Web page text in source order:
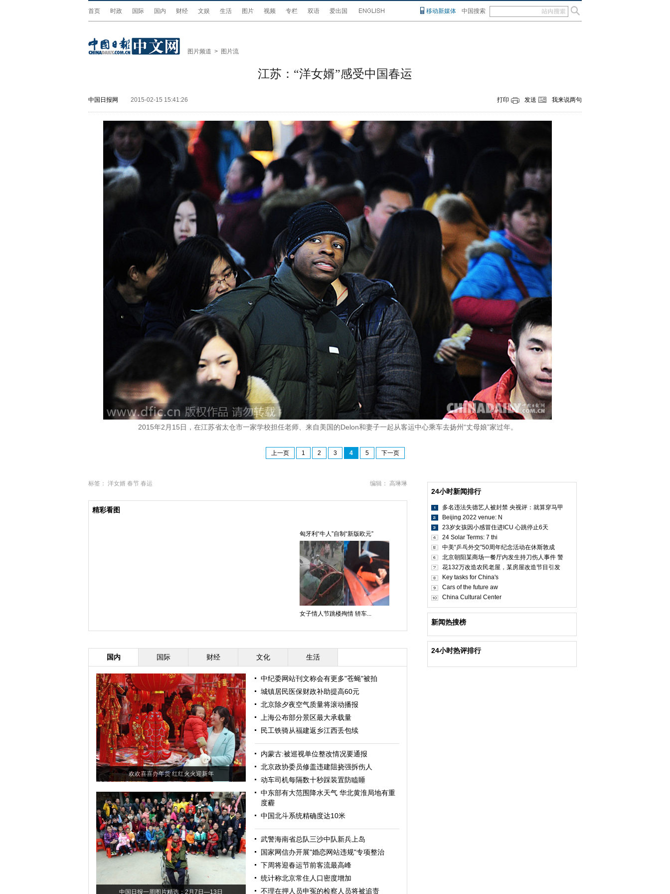
首页 时政 国际 国内 财经 文娱 生活 图片 视频 专栏 双语 爱出国 移动新媒体 中国搜索
图片频道 > 图片流
江苏：“洋女婿”感受中国春运
中国日报网 2015-02-15 15:41:26 打印 发送 我来说两句
2015年2月15日，在江苏省太仓市一家学校担任老师、来自美国的Delon和妻子一起从客运中心乘车去扬州“丈母娘”家过年。
上一页 1 2 3 4 5 下一页
编辑： 高琳琳
标签： 洋女婿 春节 春运
精彩看图
匈牙利“牛人”自制“新版欧元”
女子情人节跳楼殉情 轿车...
国内 国际 财经 文化 生活
欢欢喜喜办年货 红红火火迎新年
中国日报一周图片精选：2月7日—13日
中纪委网站刊文称会有更多"苍蝇"被拍
城镇居民医保财政补助提高60元
北京除夕夜空气质量将滚动播报
上海公布部分景区最大承载量
民工铁骑从福建返乡江西丢包续
内蒙古:被巡视单位整改情况要通报
北京政协委员修盖违建阻挠强拆伤人
动车司机每隔数十秒踩装置防瞌睡
中东部有大范围降水天气 华北黄淮局地有重
度霾
中国北斗系统精确度达10米
武警海南省总队三沙中队新兵上岛
国家网信办开展"婚恋网站违规"专项整治
下周将迎春运节前客流最高峰
统计称北京常住人口密度增加
不理在押人员申冤的检察人员将被追责
24小时新闻排行
多名违法失德艺人被封禁 央视评：就算穿马甲
Beijing 2022 venue: N
23岁女孩因小感冒住进ICU 心跳停止6天
24 Solar Terms: 7 thi
中美“乒乓外交”50周年纪念活动在休斯敦成
北京朝阳某商场一餐厅内发生持刀伤人事件 警
花132万改造农民老屋，某房屋改造节目引发
Key tasks for China's
Cars of the future aw
China Cultural Center
新闻热搜榜
24小时热评排行